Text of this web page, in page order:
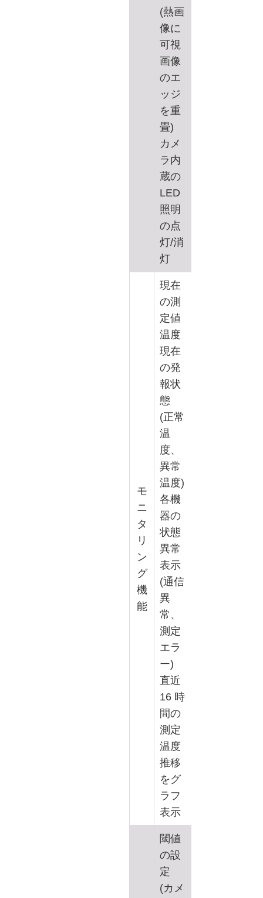
(熱画
像に
可視
画像
のエ
ッジ
を重
畳)
カメ
ラ内
蔵の
LED
照明
の点
灯/消
灯
モ
ニ
タ
リ
ン
グ
機
能
現在
の測
定値
温度
現在
の発
報状
態
(正常
温
度、
異常
温度)
各機
器の
状態
異常
表示
(通信
異
常、
測定
エラ
ー)
直近
16 時
間の
測定
温度
推移
をグ
ラフ
表示
閾値
の設
定
(カメ